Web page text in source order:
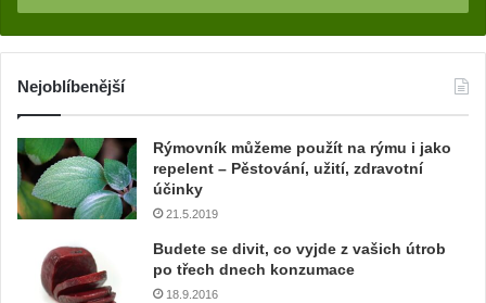
a
d
j
v
a
š
í
Nejoblíbenější
Rýmovník můžeme použít na rýmu i jako
repelent – Pěstování, užití, zdravotní
účinky
21.5.2019
Budete se divit, co vyjde z vašich útrob
po třech dnech konzumace
18.9.2016